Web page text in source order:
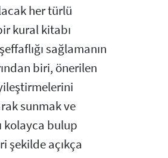
her türlü
kural kitabı
sağlamanın
biri, önerilen
sunmak ve
kolayca bulup
şekilde açıkça